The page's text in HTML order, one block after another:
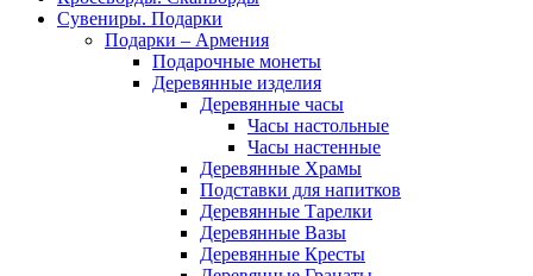
Сувениры. Подарки
Подарки – Армения
Подарочные монеты
Деревянные изделия
Деревянные часы
Часы настольные
Часы настенные
Деревянные Храмы
Подставки для напитков
Деревянные Тарелки
Деревянные Вазы
Деревянные Кресты